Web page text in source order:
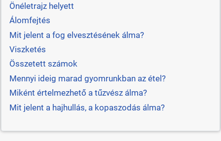
Önéletrajz helyett
Álomfejtés
Mit jelent a fog elvesztésének álma?
Viszketés
Összetett számok
Mennyi ideig marad gyomrunkban az étel?
Miként értelmezhető a tűzvész álma?
Mit jelent a hajhullás, a kopaszodás álma?